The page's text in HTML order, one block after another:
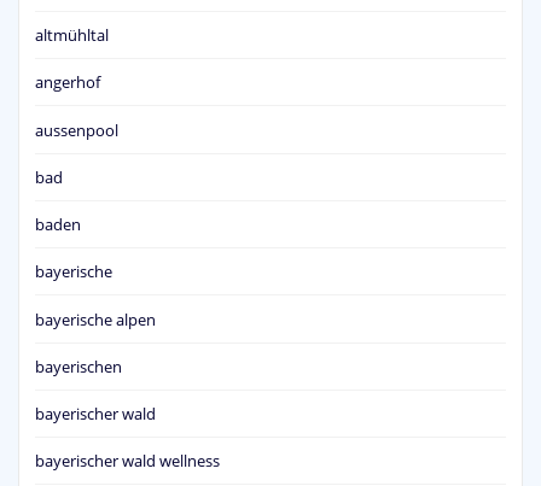
altmühltal
angerhof
aussenpool
bad
baden
bayerische
bayerische alpen
bayerischen
bayerischer wald
bayerischer wald wellness